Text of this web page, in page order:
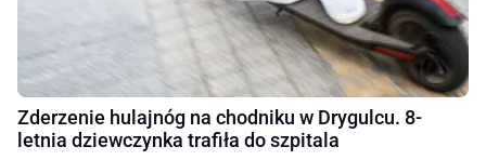
Zderzenie hulajnóg na chodniku w Drygulcu. 8-
letnia dziewczynka trafiła do szpitala